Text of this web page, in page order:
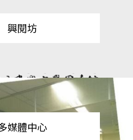
興閱坊
媒體中心